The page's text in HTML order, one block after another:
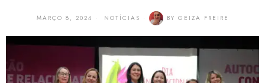
MARÇO 8, 2024 NOTÍCIAS BY GEIZA FREIRE